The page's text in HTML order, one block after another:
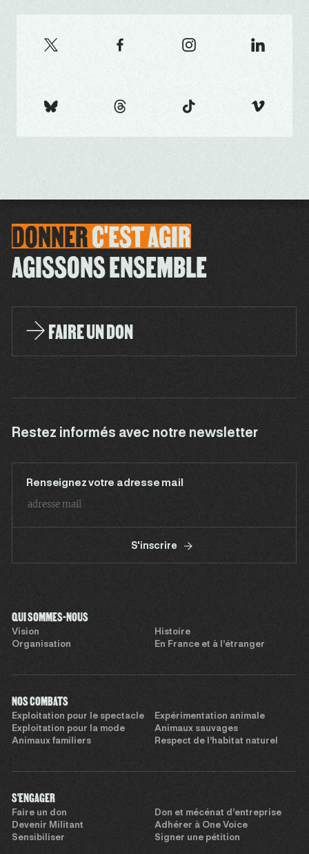
DONNERC'ESTAGIR
AGISSONS ENSEMBLE
FAIRE UN DON
Restez informés avec notre newsletter
Renseignez votre adresse mail
S'inscrire
QUI SOMMES-NOUS
Vision
Histoire
Organisation
En France et à l’étranger
NOS COMBATS
Exploitation pour le spectacle
Expérimentation animale
Exploitation pour la mode
Animaux sauvages
Animaux familiers
Respect de l’habitat naturel
S'ENGAGER
Faire un don
Don et mécénat d’entreprise
Devenir Militant
Adhérer à One Voice
Sensibiliser
Signer une pétition